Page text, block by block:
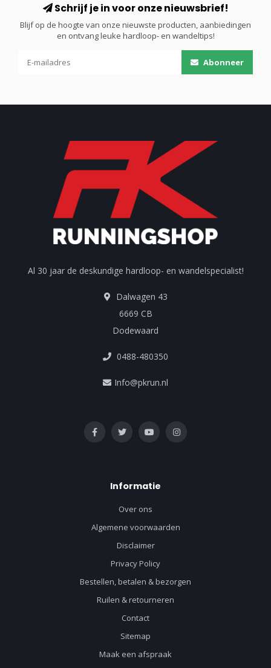
Schrijf je in voor onze nieuwsbrief!
Blijf op de hoogte van onze nieuwste producten, aanbiedingen
en ontvang leuke hardloop- en wandeltips!
Abonneer
Al 30 jaar de deskundige hardloop- en wandelspecialist!
Dalwagen 43
6669 CB
Dodewaard
0488-480350
Info@pkrun.nl
Informatie
Over ons
Algemene voorwaarden
Disclaimer
Privacy Policy
Bestellen, betalen & bezorgen
Ruilen & retourneren
Contact
Sitemap
Maak een afspraak